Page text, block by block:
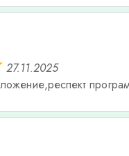
27.11.2025